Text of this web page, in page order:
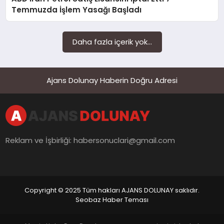
Temmuzda İşlem Yasağı Başladı
Daha fazla içerik yok...
Ajans Dolunay Haberin Doğru Adresi
Reklam ve İşbirliği:habersonuclari@gmail.com
Copyright © 2025 Tüm hakları AJANS DOLUNAY saklıdır.
Seobaz Haber Teması